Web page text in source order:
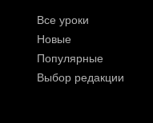
Все уроки
Новые
Популярные
Выбор редакции